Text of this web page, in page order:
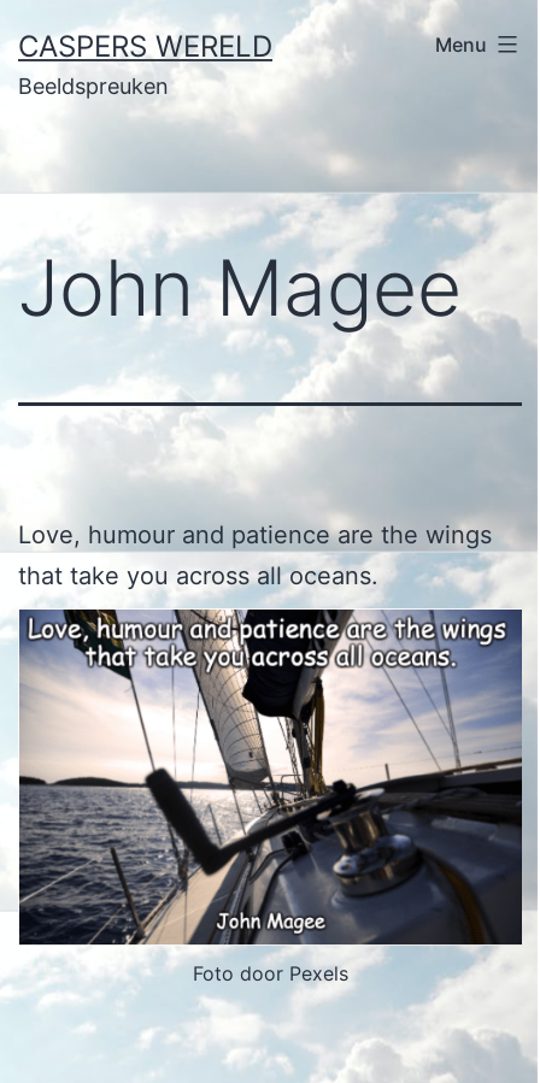
naar
de
CASPERS WERELD
Beeldspreuken
Menu
John Magee
Love, humour and patience are the wings
that take you across all oceans.
Foto door Pexels